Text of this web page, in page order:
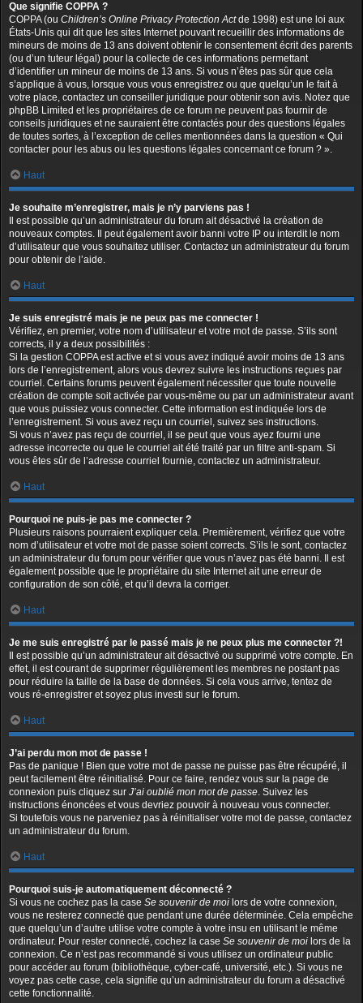
Que signifie COPPA ?
COPPA (ou Children’s Online Privacy Protection Actde 1998) est une loi aux
États-Unis qui dit que les sites Internet pouvant recueillir des informations de
mineurs de moins de 13 ans doivent obtenir le consentement écrit des parents
(ou d’un tuteur légal) pour la collecte de ces informations permettant
d’identifier un mineur de moins de 13 ans. Si vous n’êtes pas sûr que cela
s’applique à vous, lorsque vous vous enregistrez ou que quelqu’un le fait à
votre place, contactez un conseiller juridique pour obtenir son avis. Notez que
phpBB Limited et les propriétaires de ce forum ne peuvent pas fournir de
conseils juridiques et ne sauraient être contactés pour des questions légales
de toutes sortes, à l’exception de celles mentionnées dans la question « Qui
contacter pour les abus ou les questions légales concernant ce forum ? ».
Haut
Je souhaite m’enregistrer, mais je n’y parviens pas !
Il est possible qu’un administrateur du forum ait désactivé la création de
nouveaux comptes. Il peut également avoir banni votre IP ou interdit le nom
d’utilisateur que vous souhaitez utiliser. Contactez un administrateur du forum
pour obtenir de l’aide.
Haut
Je suis enregistré mais je ne peux pas me connecter !
Vérifiez, en premier, votre nom d’utilisateur et votre mot de passe. S’ils sont
corrects, il y a deux possibilités :
Si la gestion COPPA est active et si vous avez indiqué avoir moins de 13 ans
lors de l’enregistrement, alors vous devrez suivre les instructions reçues par
courriel. Certains forums peuvent également nécessiter que toute nouvelle
création de compte soit activée par vous-même ou par un administrateur avant
que vous puissiez vous connecter. Cette information est indiquée lors de
l’enregistrement. Si vous avez reçu un courriel, suivez ses instructions.
Si vous n’avez pas reçu de courriel, il se peut que vous ayez fourni une
adresse incorrecte ou que le courriel ait été traité par un filtre anti-spam. Si
vous êtes sûr de l’adresse courriel fournie, contactez un administrateur.
Haut
Pourquoi ne puis-je pas me connecter ?
Plusieurs raisons pourraient expliquer cela. Premièrement, vérifiez que votre
nom d’utilisateur et votre mot de passe soient corrects. S’ils le sont, contactez
un administrateur du forum pour vérifier que vous n’avez pas été banni. Il est
également possible que le propriétaire du site Internet ait une erreur de
configuration de son côté, et qu’il devra la corriger.
Haut
Je me suis enregistré par le passé mais je ne peux plus me connecter ?!
Il est possible qu’un administrateur ait désactivé ou supprimé votre compte. En
effet, il est courant de supprimer régulièrement les membres ne postant pas
pour réduire la taille de la base de données. Si cela vous arrive, tentez de
vous ré-enregistrer et soyez plus investi sur le forum.
Haut
J’ai perdu mon mot de passe !
Pas de panique ! Bien que votre mot de passe ne puisse pas être récupéré, il
peut facilement être réinitialisé. Pour ce faire, rendez vous sur la page de
connexion puis cliquez sur J’ai oublié mon mot de passe. Suivez les
instructions énoncées et vous devriez pouvoir à nouveau vous connecter.
Si toutefois vous ne parveniez pas à réinitialiser votre mot de passe, contactez
un administrateur du forum.
Haut
Pourquoi suis-je automatiquement déconnecté ?
Si vous ne cochez pas la case Se souvenir de moi lors de votre connexion,
vous ne resterez connecté que pendant une durée déterminée. Cela empêche
que quelqu’un d’autre utilise votre compte à votre insu en utilisant le même
ordinateur. Pour rester connecté, cochez la case Se souvenir de moi lors de la
connexion. Ce n’est pas recommandé si vous utilisez un ordinateur public
pour accéder au forum (bibliothèque, cyber-café, université, etc.). Si vous ne
voyez pas cette case, cela signifie qu’un administrateur du forum a désactivé
cette fonctionnalité.